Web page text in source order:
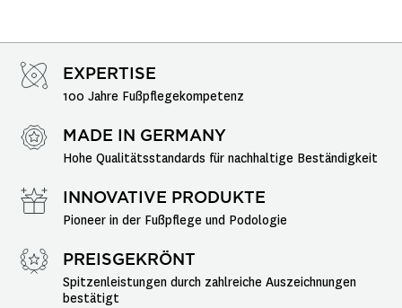
EXPERTISE
100 Jahre Fußpflegekompetenz
MADE IN GERMANY
Hohe Qualitätsstandards für nachhaltige Beständigkeit
INNOVATIVE PRODUKTE
Pioneer in der Fußpflege und Podologie
PREISGEKRÖNT
Spitzenleistungen durch zahlreiche Auszeichnungen
bestätigt